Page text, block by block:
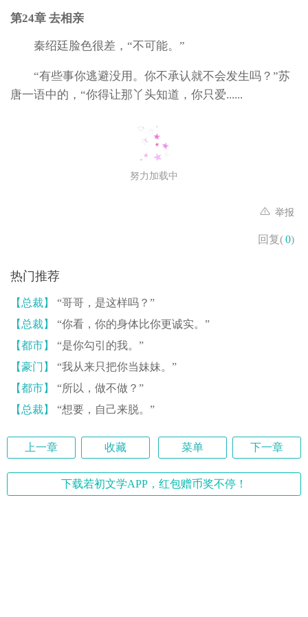
第24章 去相亲
秦绍廷脸色很差，“不可能。”
“有些事你逃避没用。你不承认就不会发生吗？”苏
唐一语中的，“你得让那丫头知道，你只爱......
努力加载中
举报
回复(0)
热门推荐
【总裁】
“哥哥，是这样吗？”
【总裁】
“你看，你的身体比你更诚实。”
【都市】
“是你勾引的我。”
【豪门】
“我从来只把你当妹妹。”
【都市】
“所以，做不做？”
【总裁】
“想要，自己来脱。”
上一章 收藏 菜单 下一章
下载若初文学APP，红包赠币奖不停！